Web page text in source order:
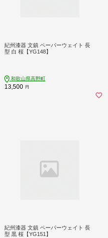
紀州漆器 文鎮 ペーパーウェイト 長
型 白 桜【YG148】
和歌山県高野町
13,500 円
紀州漆器 文鎮 ペーパーウェイト 長
型 黒 桜【YG151】